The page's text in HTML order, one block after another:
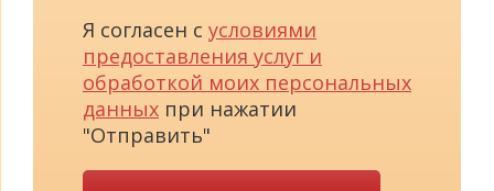
Я согласен с условиями
предоставления услуг и
обработкой моих персональных
данных при нажатии
"Отправить"